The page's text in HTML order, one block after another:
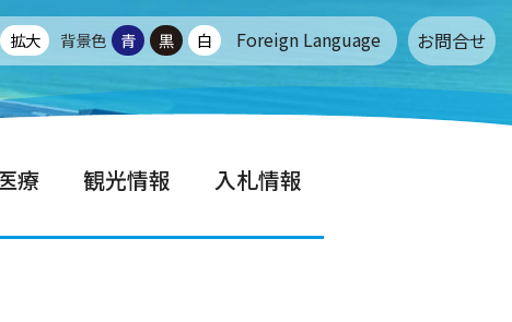
拡大 背景色 青 黒 白 Foreign Language お問合せ
療 観光情報 入札情報